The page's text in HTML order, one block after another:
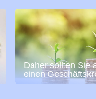
Daher sollten Sie
einen